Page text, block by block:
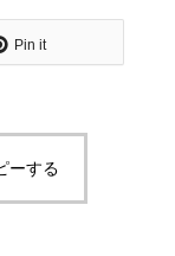
Pin it
ーする